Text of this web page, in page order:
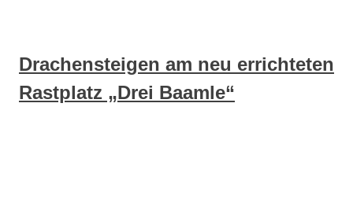
Drachensteigen am neu errichteten
Rastplatz „Drei Baamle“